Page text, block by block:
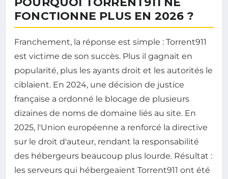
FONCTIONNE PLUS EN 2026 ?
Franchement, la réponse est simple : Torrent911
est victime de son succès. Plus il gagnait en
popularité, plus les ayants droit et les autorités le
ciblaient. En 2024, une décision de justice
française a ordonné le blocage de plusieurs
dizaines de noms de domaine liés au site. En
2025, l'Union européenne a renforcé la directive
sur le droit d'auteur, rendant la responsabilité
des hébergeurs beaucoup plus lourde. Résultat :
les serveurs qui hébergeaient Torrent911 ont été